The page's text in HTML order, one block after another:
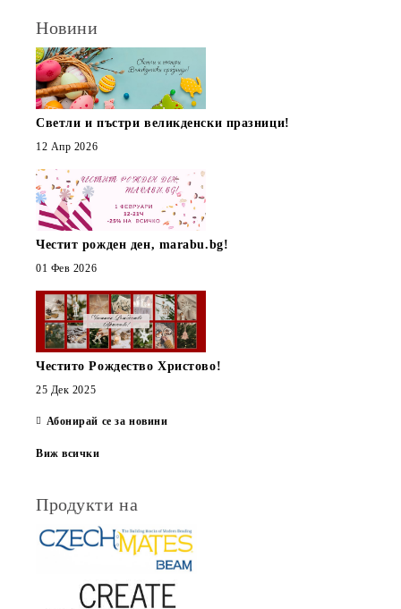
Новини
Светли и пъстри великденски празници!
12 Апр 2026
Честит рожден ден, marabu.bg!
01 Фев 2026
Честито Рождество Христово!
25 Дек 2025
Абонирай се за новини
Виж всички
Продукти на